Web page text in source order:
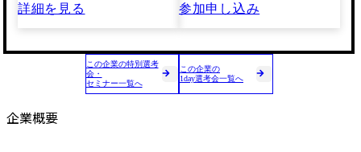
詳細を見る
参加申し込み
この企業の特別選考
会・
セミナー一覧へ
この企業の
1day選考会一覧へ
企業概要